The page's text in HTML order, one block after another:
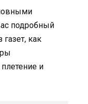
подробный
как
и